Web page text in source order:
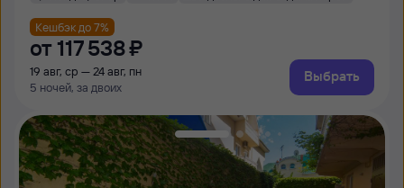
Кешбэк до 7%
от 117 ⁠538 ⁠₽
19 авг, ср — 24 авг, пн
5 ночей, за двоих
Выбрать